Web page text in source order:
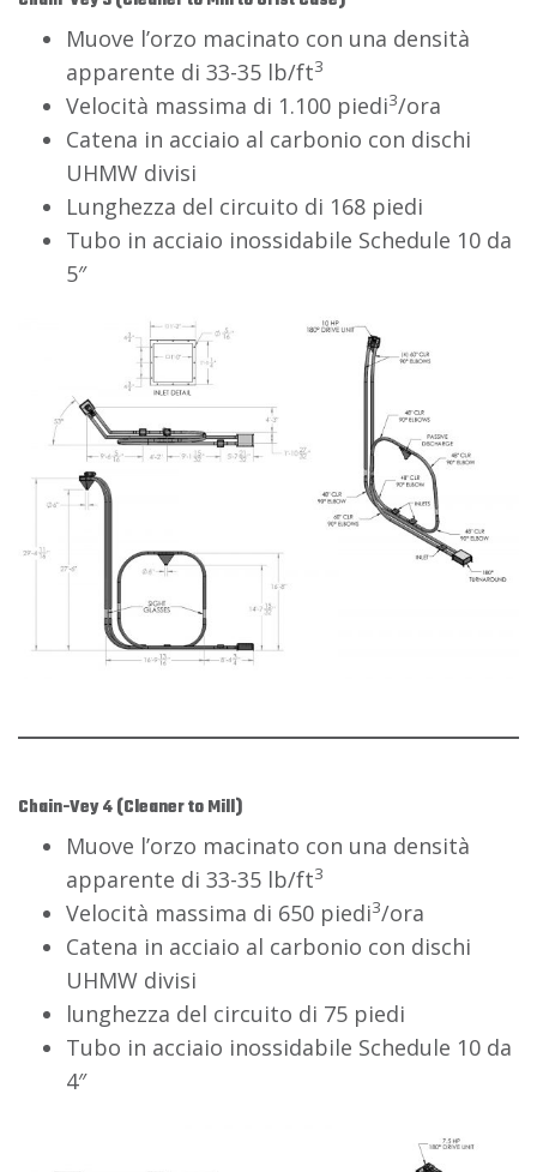
Muove l’orzo macinato con una densità
apparente di 33-35 lb/ft3
Velocità massima di 1.100 piedi3/ora
Catena in acciaio al carbonio con dischi
UHMW divisi
Lunghezza del circuito di 168 piedi
Tubo in acciaio inossidabile Schedule 10 da
5″
Chain-Vey 4 (Cleaner to Mill)
Muove l’orzo macinato con una densità
apparente di 33-35 lb/ft3
Velocità massima di 650 piedi3/ora
Catena in acciaio al carbonio con dischi
UHMW divisi
lunghezza del circuito di 75 piedi
Tubo in acciaio inossidabile Schedule 10 da
4″